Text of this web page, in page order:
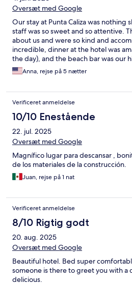
Oversæt med Google
Our stay at Punta Caliza was nothing
staff was so sweet and so attentive.
about us and were so kind and
incredible, dinner at the hotel was
the day), and the beach bar was our
tacos and mezcalitas). We will
sooner than later!
Anna, rejse på 5 nætter
Verificeret anmeldelse
10/10 Enestående
22. jul. 2025
Oversæt med Google
Magnífico lugar para descansar ,
de los materiales de la construcción.
Juan, rejse på 1 nat
Verificeret anmeldelse
8/10 Rigtig godt
20. aug. 2025
Oversæt med Google
Beautiful hotel. Bed super
someone is there to greet you with a
delicious.